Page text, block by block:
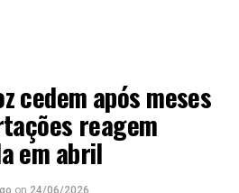
cedem após meses
reagem
em abril
on 24/06/2026